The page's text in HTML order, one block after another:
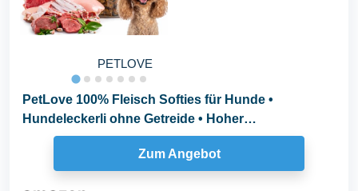
PETLOVE
PetLove 100% Fleisch Softies für Hunde •
Hundeleckerli ohne Getreide • Hoher
Fleischgehalt...
Zum Angebot